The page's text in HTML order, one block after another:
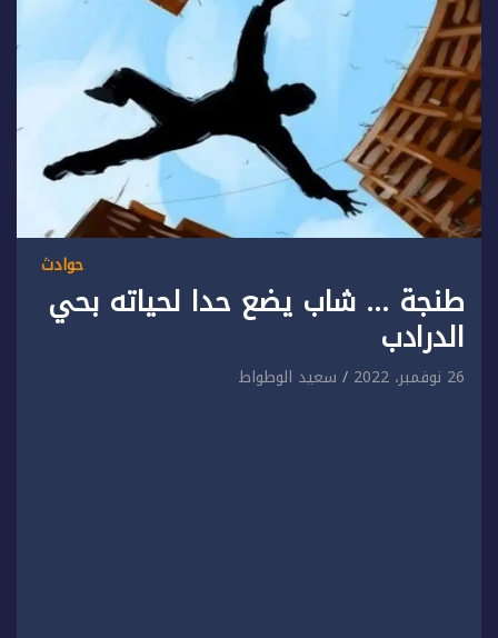
حوادث
طنجة … شاب يضع حدا لحياته بحي
الدرادب
26 نوفمبر، 2022 سعيد الوطواط